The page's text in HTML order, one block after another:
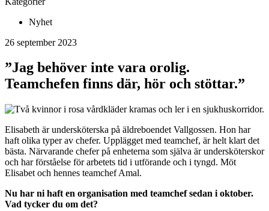
Nyhet
26 september 2023
”Jag behöver inte vara orolig.
Teamchefen finns där, hör och stöttar.”
Elisabeth är undersköterska på äldreboendet Vallgossen. Hon har
haft olika typer av chefer. Upplägget med teamchef, är helt klart det
bästa. Närvarande chefer på enheterna som själva är undersköterskor
och har förståelse för arbetets tid i utförande och i tyngd. Möt
Elisabet och hennes teamchef Amal.
Nu har ni haft en organisation med teamchef sedan i oktober.
Vad tycker du om det?